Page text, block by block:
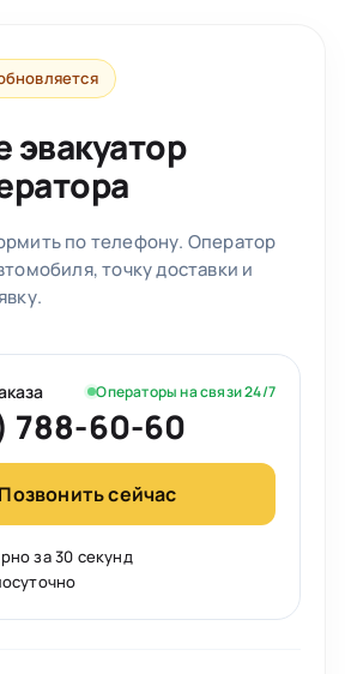
эвакуатор
по телефону. Оператор
точку доставки и
Операторы на связи 24/7
788-60-60
Позвонить сейчас
за 30 секунд